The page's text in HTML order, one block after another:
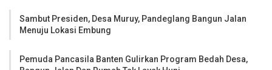
Sambut Presiden, Desa Muruy, Pandeglang Bangun Jalan
Menuju Lokasi Embung
Pemuda Pancasila Banten Gulirkan Program Bedah Desa,